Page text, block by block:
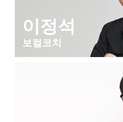
이정석
보컬코치